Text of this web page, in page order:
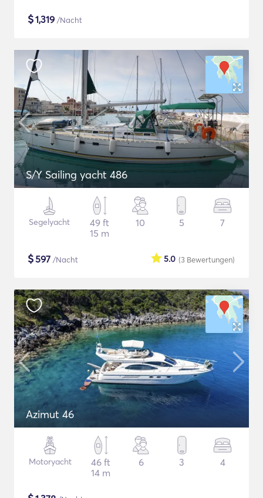
$1,319 /Nacht
S/Y Sailing yacht 486
Segelyacht
49 ft
15 m
10 5 7
$597 /Nacht (3 Bewertungen)
5.0
Azimut 46
Motoryacht
46 ft
14 m
6 3 4